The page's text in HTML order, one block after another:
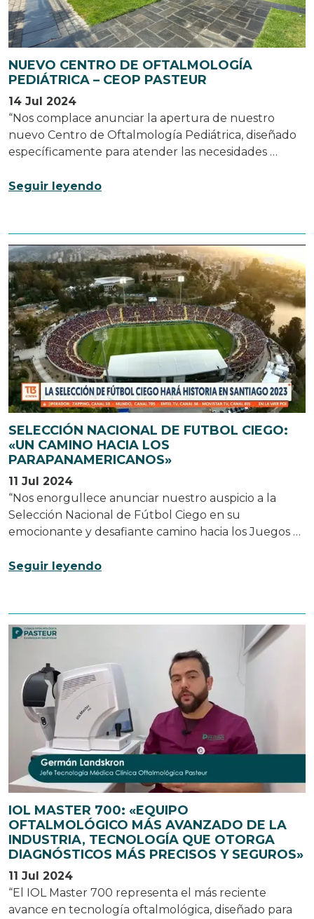
NUEVO CENTRO DE OFTALMOLOGÍA
PEDIÁTRICA – CEOP PASTEUR
14 Jul 2024
“Nos complace anunciar la apertura de nuestro
nuevo Centro de Oftalmología Pediátrica, diseñado
específicamente para atender las necesidades …
Seguir leyendo
SELECCIÓN NACIONAL DE FUTBOL CIEGO:
«UN CAMINO HACIA LOS
PARAPANAMERICANOS»
11 Jul 2024
“Nos enorgullece anunciar nuestro auspicio a la
Selección Nacional de Fútbol Ciego en su
emocionante y desafiante camino hacia los Juegos …
Seguir leyendo
IOL MASTER 700: «EQUIPO
OFTALMOLÓGICO MÁS AVANZADO DE LA
INDUSTRIA, TECNOLOGÍA QUE OTORGA
DIAGNÓSTICOS MÁS PRECISOS Y SEGUROS»
11 Jul 2024
“El IOL Master 700 representa el más reciente
avance en tecnología oftalmológica, diseñado para